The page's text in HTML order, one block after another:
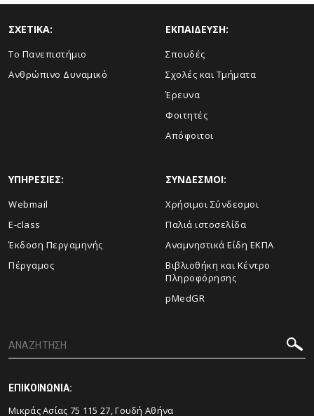
ΣΧΕΤΙΚΑ:
Το Πανεπιστήμιο
Ανθρώπινο Δυναμικό
ΕΚΠΑΙΔΕΥΣΗ:
Σπουδές
Σχολές και Τμήματα
Έρευνα
Φοιτητές
Απόφοιτοι
ΥΠΗΡΕΣΙΕΣ:
Webmail
E-class
Έκδοση Περγαμηνής
Πέργαμος
ΣΥΝΔΕΣΜΟΙ:
Χρήσιμοι Σύνδεσμοι
Παλιά ιστοσελίδα
Αναμνηστικά Είδη ΕΚΠΑ
Βιβλιοθήκη και Κέντρο
Πληροφόρησης
pMedGR
ΕΠΙΚΟΙΝΩΝΙΑ:
Μικράς Ασίας 75 115 27, Γουδή Αθήνα